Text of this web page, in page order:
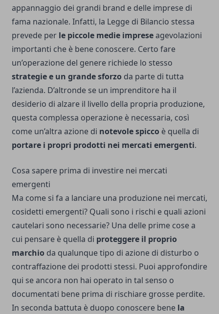
appannaggio dei grandi brand e delle imprese di
fama nazionale. Infatti, la Legge di Bilancio stessa
prevede per le piccole medie impreseagevolazioni
importanti che è bene conoscere. Certo fare
un’operazione del genere richiede lo stesso
strategie e un grande sforzo da parte di tutta
l’azienda. D’altronde se un imprenditore ha il
desiderio di alzare il livello della propria produzione,
questa complessa operazione è necessaria, così
come un’altra azione di notevole spicco è quella di
portare i propri prodotti nei mercati emergenti.
Cosa sapere prima di investire nei mercati
emergenti
Ma come si fa a lanciare una produzione nei mercati,
cosidetti emergenti? Quali sono i rischi e quali azioni
cautelari sono necessarie? Una delle prime cose a
cui pensare è quella di proteggere il proprio
marchio da qualunque tipo di azione di disturbo o
contraffazione dei prodotti stessi. Puoi approfondire
qui se ancora non hai operato in tal senso o
documentati bene prima di rischiare grosse perdite.
In seconda battuta è duopo conoscere bene la